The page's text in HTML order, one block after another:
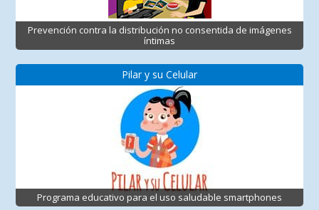
Prevención contra la distribución no consentida de imágenes
íntimas
Pilar y su Celular
Programa educativo para el uso saludable smartphones